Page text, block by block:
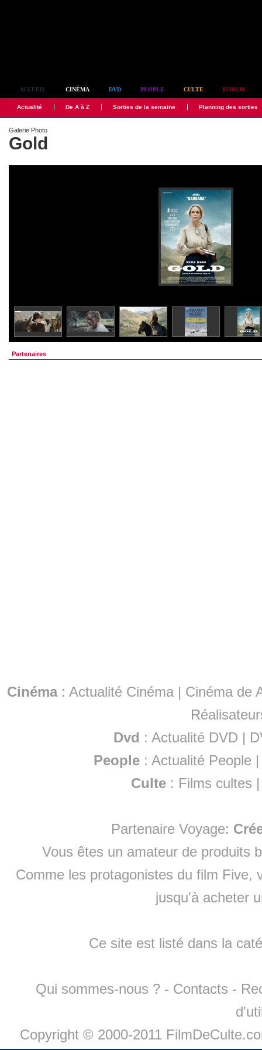
ACCUEIL CINÉMA DVD PEOPLE CULTE FORUM
Actualité De A à Z Sorties de la semaine Planning des sorties
Galerie Photo
Gold
Partenaires
Cinéma: Actualité Cinéma | Cinéma de
Dvd : Actualité DVD |
People :Actualité People
Culte : Films cultes
Partenaire Voyage:
Vous êtes un amateur de produits
Comme les protagonistes du film Five,
jusqu'à acheter
Ce site est listé dans la
Qui sommes-nous ? - Contacts -
Copyright © 2000-2011